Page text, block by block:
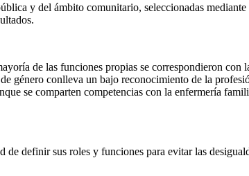
y del ámbito comunitario, seleccionadas
de las funciones propias se correspondieron con
género conlleva un bajo reconocimiento de la
se comparten competencias con la enfermería
definir sus roles y funciones para evitar las